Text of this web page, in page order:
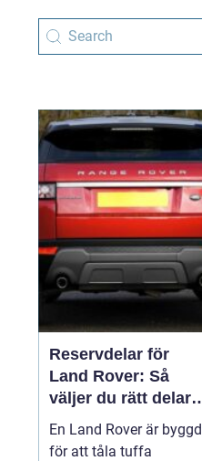
Reservdelar för
Land Rover: Så
väljer du rätt delar
för lång livslängd
och trygg körning
En Land Rover är byggd
för att tåla tuffa